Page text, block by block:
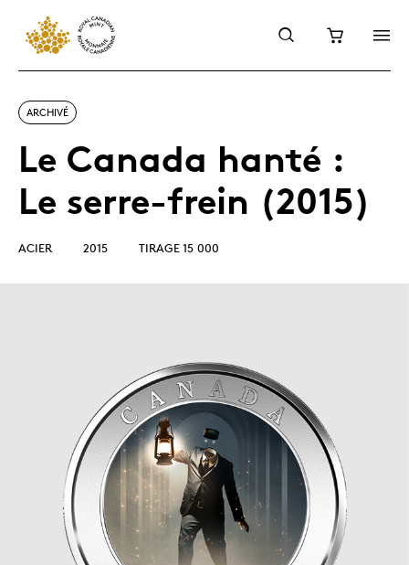
ARCHIVÉ
Le Canada hanté :
Le serre-frein (2015)
ACIER 2015 TIRAGE 15 000